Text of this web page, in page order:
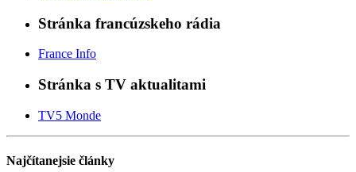
Stránka francúzskeho rádia
France Info
Stránka s TV aktualitami
TV5 Monde
Najčítanejsie články